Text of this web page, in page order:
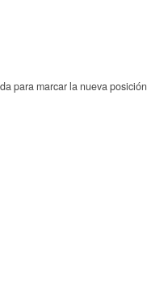
para marcar la nueva posición